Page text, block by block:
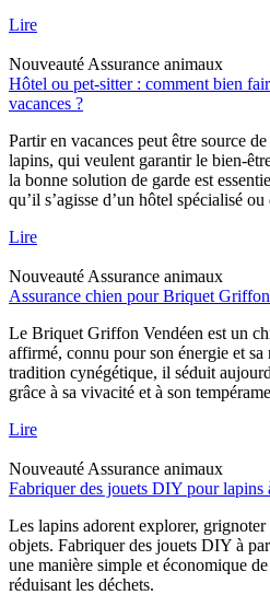
Lire
Nouveauté Assurance animaux
Hôtel ou pet-sitter : comment bien
vacances ?
Partir en vacances peut être source
lapins, qui veulent garantir le bien-
la bonne solution de garde est
qu’il s’agisse d’un hôtel spécialisé
Lire
Nouveauté Assurance animaux
Assurance chien pour Briquet
Le Briquet Griffon Vendéen est un
affirmé, connu pour son énergie et sa
tradition cynégétique, il séduit
grâce à sa vivacité et à son
Lire
Nouveauté Assurance animaux
Fabriquer des jouets DIY pour lapins
Les lapins adorent explorer,
objets. Fabriquer des jouets DIY à
une manière simple et économique
réduisant les déchets.